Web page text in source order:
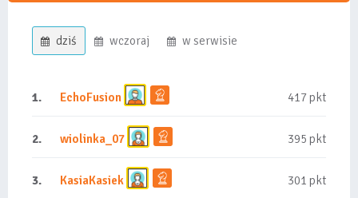
dziś wczoraj w serwisie
1. EchoFusion 417 pkt
2. wiolinka_07 395 pkt
3. KasiaKasiek 301 pkt